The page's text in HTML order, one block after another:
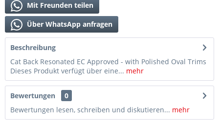
Mit Freunden teilen
Über WhatsApp anfragen
Beschreibung
Cat Back Resonated EC Approved - with Polished Oval Trims
Dieses Produkt verfügt über eine... mehr
Bewertungen
0
Bewertungen lesen, schreiben und diskutieren... mehr